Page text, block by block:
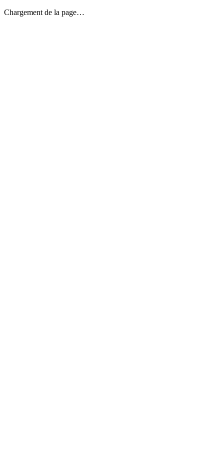
Chargement de la page…